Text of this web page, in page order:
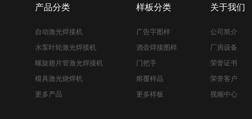
产品分类
自动激光焊接机
水泵叶轮激光焊接机
螺旋翅片管激光焊接机
模具激光烧焊机
更多产品
样板分类
广告字图样
酒壶焊接图样
门把手
熔覆样品
更多样板
关于我们
公司简介
厂房设备
荣誉证书
荣誉客户
视频中心